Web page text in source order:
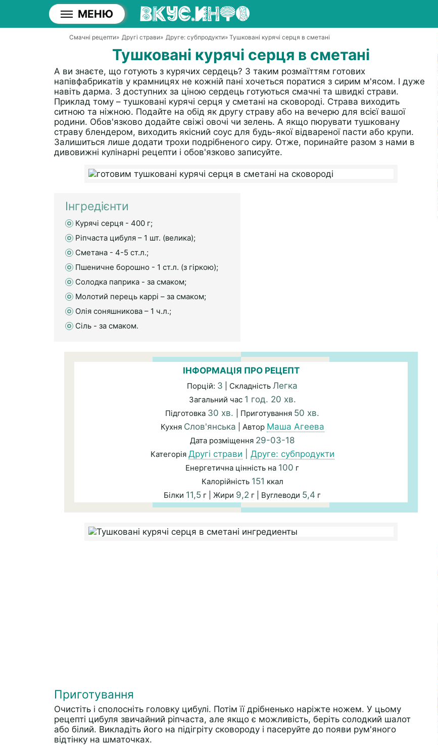
МЕНЮ
Смачні рецепти» Другі страви» Друге: субпродукти» Тушковані курячі серця в сметані
Тушковані курячі серця в сметані
А ви знаєте, що готують з курячих сердець? З таким розмаїттям готових
напівфабрикатів у крамницях не кожній пані хочеться поратися з сирим м'ясом. І дуже
навіть дарма. З доступних за ціною сердець готуються смачні та швидкі страви.
Приклад тому – тушковані курячі серця у сметані на сковороді. Страва виходить
ситною та ніжною. Подайте на обід як другу страву або на вечерю для всієї вашої
родини. Обов'язково додайте свіжі овочі чи зелень. А якщо пюрувати тушковану
страву блендером, виходить якісний соус для будь-якої відвареної пасти або крупи.
Залишиться лише додати трохи подрібненого сиру. Отже, поринайте разом з нами в
дивовижні кулінарні рецепти і обов'язково записуйте.
Інгредієнти
Курячі серця - 400 г;
Ріпчаста цибуля – 1 шт. (велика);
Сметана - 4-5 ст.л.;
Пшеничне борошно - 1 ст.л. (з гіркою);
Солодка паприка - за смаком;
Молотий перець каррі – за смаком;
Олія соняшникова – 1 ч.л.;
Сіль - за смаком.
ІНФОРМАЦІЯ ПРО РЕЦЕПТ
Порцій: 3 | Складність Легка
Загальний час 1 год. 20 хв.
Підготовка 30 хв. | Приготування 50 хв.
Кухня Слов'янська | Автор Маша Агеева
Дата розміщення 29-03-18
Категорія Другі страви Друге: субпродукти
Енергетична цінність на 100 г
Калорійність 151 ккал
Білки 11,5 г | Жири 9,2 г | Вуглеводи 5,4 г
Приготування
Очистіть і сполосніть головку цибулі. Потім її дрібненько наріжте ножем. У цьому
рецепті цибуля звичайний ріпчаста, але якщо є можливість, беріть солодкий шалот
або білий. Викладіть його на підігріту сковороду і пасеруйте до появи рум'яного
відтінку на шматочках.